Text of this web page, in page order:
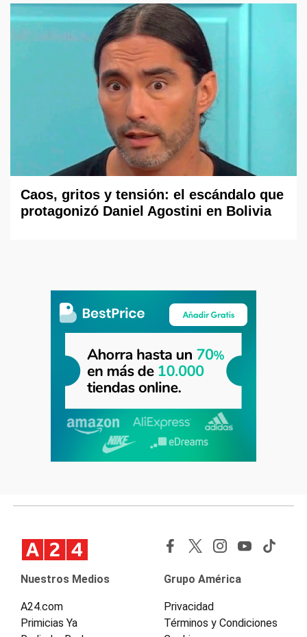
Caos, gritos y tensión: el escándalo que
protagonizó Daniel Agostini en Bolivia
Nuestros Medios
A24.com
Primicias Ya
Grupo América
Privacidad
Términos y Condiciones